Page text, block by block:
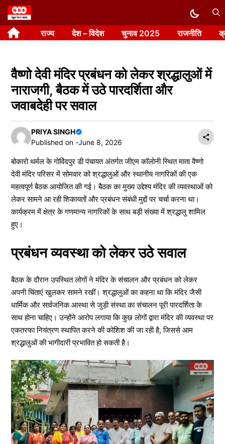
Skip
to
content राज्य देश – विदेश चुनाव 2025 राजनीति
वैष्णो देवी मंदिर प्रबंधन को लेकर श्रद्धालुओं में
नाराजगी, बैठक में उठे पारदर्शिता और
जवाबदेही पर सवाल
PRIYA SINGH
Published on -June 8, 2026
बोकारो थर्मल के गोविंदपुर डी पंचायत अंतर्गत जीएम कॉलोनी स्थित माता वैष्णो
देवी मंदिर परिसर में सोमवार को श्रद्धालुओं और स्थानीय नागरिकों की एक
महत्वपूर्ण बैठक आयोजित की गई। बैठक का मुख्य उद्देश्य मंदिर की व्यवस्थाओं को
लेकर सामने आ रही शिकायतों और प्रबंधन संबंधी मुद्दों पर चर्चा करना था।
कार्यक्रम में क्षेत्र के गणमान्य नागरिकों के साथ बड़ी संख्या में श्रद्धालु शामिल
हुए।
प्रबंधन व्यवस्था को लेकर उठे सवाल
बैठक के दौरान उपस्थित लोगों ने मंदिर के संचालन और प्रबंधन को लेकर
अपनी चिंताएं खुलकर सामने रखीं। श्रद्धालुओं का कहना था कि मंदिर जैसी
धार्मिक और सार्वजनिक आस्था से जुड़ी संस्था का संचालन पूरी पारदर्शिता के
साथ होना चाहिए। उन्होंने आरोप लगाया कि कुछ लोगों द्वारा मंदिर की व्यवस्था पर
एकतरफा नियंत्रण स्थापित करने की कोशिश की जा रही है, जिससे आम
श्रद्धालुओं की भागीदारी प्रभावित हो सकती है।